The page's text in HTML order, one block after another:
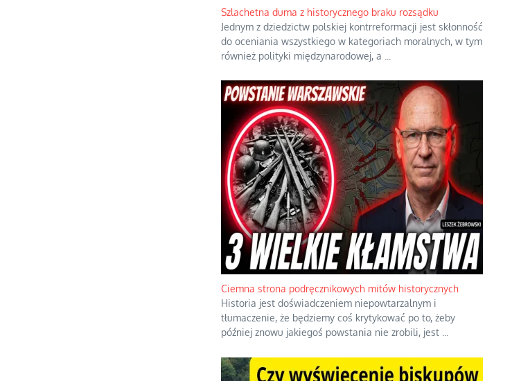
Szlachetna duma z historycznego braku rozsądku
Jednym z dziedzictw polskiej kontrreformacji jest skłonność
do oceniania wszystkiego w kategoriach moralnych, w tym
również polityki międzynarodowej, a
Ciemna strona podręcznikowych mitów historycznych
Historia jest doświadczeniem niepowtarzalnym i
tłumaczenie, że będziemy coś krytykować po to, żeby
później znowu jakiegoś powstania nie zrobili, jest